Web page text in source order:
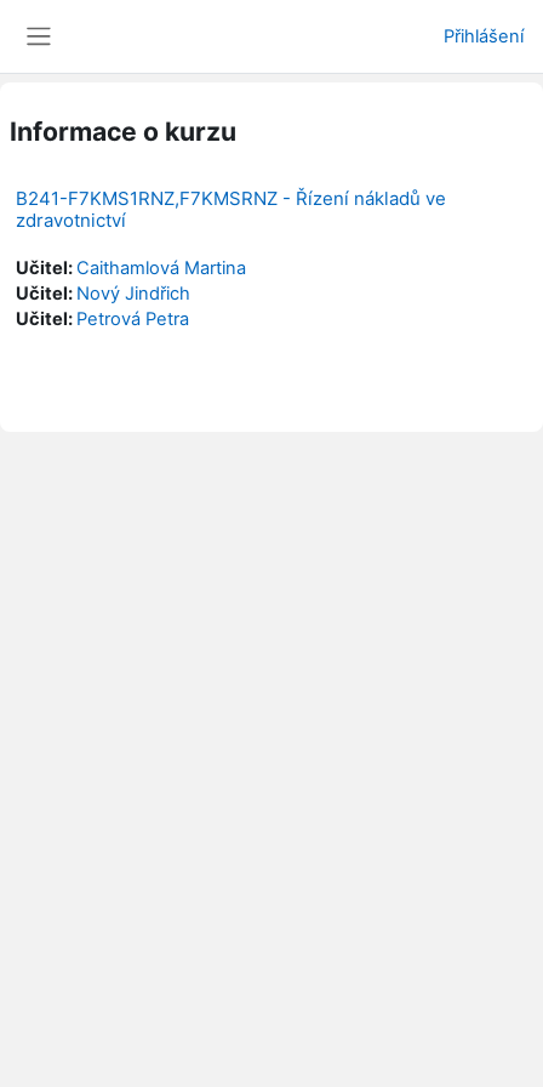
Přihlášení
Informace o kurzu
B241-F7KMS1RNZ,F7KMSRNZ - Řízení nákladů ve
zdravotnictví
Učitel:Caithamlová Martina
Učitel: Nový Jindřich
Učitel: Petrová Petra